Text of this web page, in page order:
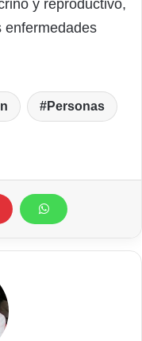
y reproductivo,
enfermedades
Personas